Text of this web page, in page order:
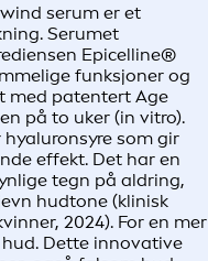
serum er et
Serumet
Epicelline®
funksjoner og
med patentert Age
på to uker (in vitro).
som gir
effekt. Det har en
tegn på aldring,
hudtone (klinisk
2024). For en mer
Dette innovative